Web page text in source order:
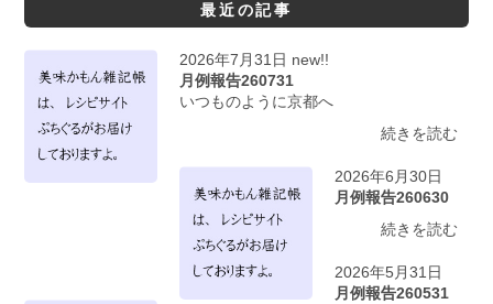
最近の記事
2026年7月31日 new!!
月例報告260731
いつものように京都へ
続きを読む
2026年6月30日
月例報告260630
続きを読む
2026年5月31日
月例報告260531